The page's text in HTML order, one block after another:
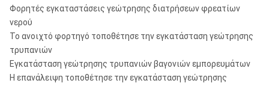
Φορητές εγκαταστάσεις γεώτρησης διατρήσεων φρεατίων
νερού
Το ανοιχτό φορτηγό τοποθέτησε την εγκατάσταση γεώτρησης
τρυπανιών
Εγκατάσταση γεώτρησης τρυπανιών βαγονιών εμπορευμάτων
Η επανάλειψη τοποθέτησε την εγκατάσταση γεώτρησης